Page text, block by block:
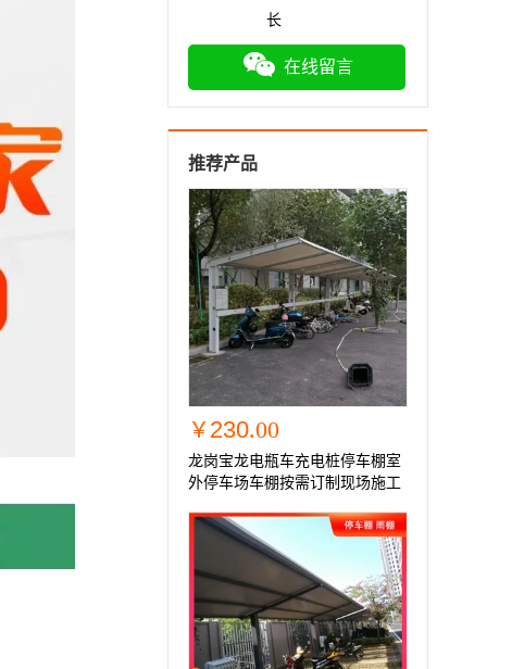
长
在线留言
推荐产品
￥ 230.00
龙岗宝龙电瓶车充电桩停车棚室
外停车场车棚按需订制现场施工